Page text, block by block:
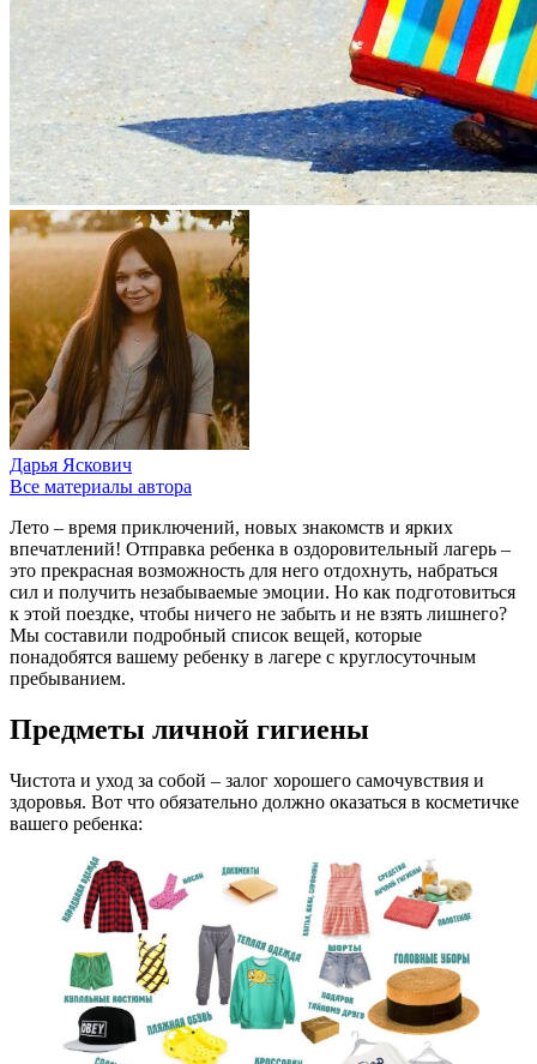
Дарья Яскович
Все материалы автора
Лето – время приключений, новых знакомств и ярких
впечатлений! Отправка ребенка в оздоровительный лагерь –
это прекрасная возможность для него отдохнуть, набраться
сил и получить незабываемые эмоции. Но как подготовиться
к этой поездке, чтобы ничего не забыть и не взять лишнего?
Мы составили подробный список вещей, которые
понадобятся вашему ребенку в лагере с круглосуточным
пребыванием.
Предметы личной гигиены
Чистота и уход за собой – залог хорошего самочувствия и
здоровья. Вот что обязательно должно оказаться в косметичке
вашего ребенка: